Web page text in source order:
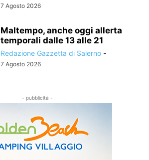
7 Agosto 2026
Maltempo, anche oggi allerta
temporali dalle 13 alle 21
Redazione Gazzetta di Salerno -
7 Agosto 2026
- pubblicità -